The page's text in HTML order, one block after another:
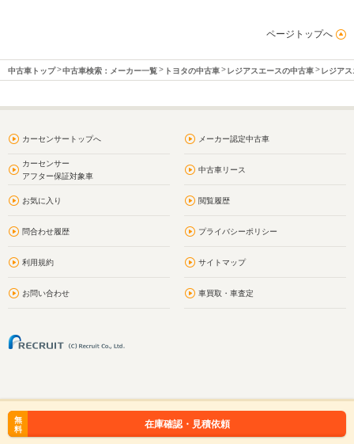
ページトップへ
中古車トップ 中古車検索：メーカー一覧 トヨタの中古車 レジアスエースの中古車 レジア
カーセンサートップへ メーカー認定中古車
カーセンサー
アフター保証対象車
中古車リース
お気に入り 閲覧履歴
問合わせ履歴 プライバシーポリシー
利用規約 サイトマップ
お問い合わせ 車買取・車査定
無
料
在庫確認・見積依頼